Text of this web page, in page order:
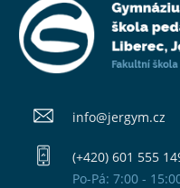
info@​jergym.cz
(+420) 601 555
Po-Pá: 7:00 -